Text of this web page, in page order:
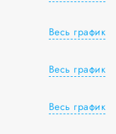
Весь график
Весь график
Весь график